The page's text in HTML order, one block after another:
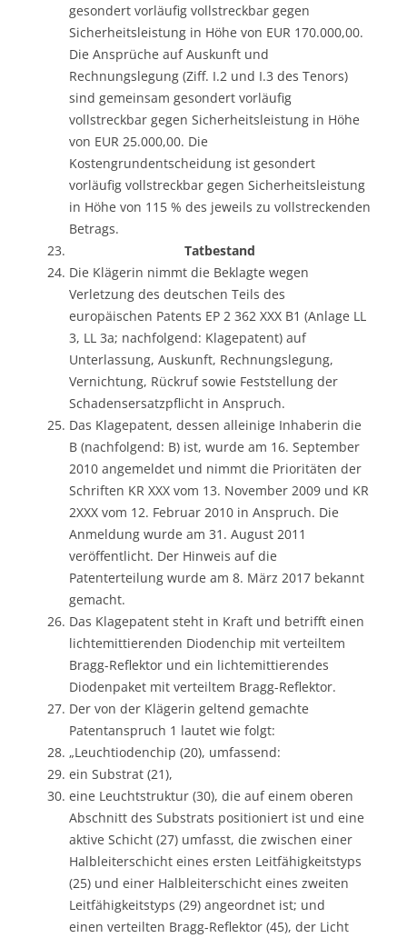
gesondert vorläufig vollstreckbar gegen
Sicherheitsleistung in Höhe von EUR 170.000,00.
Die Ansprüche auf Auskunft und
Rechnungslegung (Ziff. I.2 und I.3 des Tenors)
sind gemeinsam gesondert vorläufig
vollstreckbar gegen Sicherheitsleistung in Höhe
von EUR 25.000,00. Die
Kostengrundentscheidung ist gesondert
vorläufig vollstreckbar gegen Sicherheitsleistung
in Höhe von 115 % des jeweils zu vollstreckenden
Betrags.
Tatbestand
Die Klägerin nimmt die Beklagte wegen
Verletzung des deutschen Teils des
europäischen Patents EP 2 362 XXX B1 (Anlage LL
3, LL 3a; nachfolgend: Klagepatent) auf
Unterlassung, Auskunft, Rechnungslegung,
Vernichtung, Rückruf sowie Feststellung der
Schadensersatzpflicht in Anspruch.
Das Klagepatent, dessen alleinige Inhaberin die
B (nachfolgend: B) ist, wurde am 16. September
2010 angemeldet und nimmt die Prioritäten der
Schriften KR XXX vom 13. November 2009 und KR
2XXX vom 12. Februar 2010 in Anspruch. Die
Anmeldung wurde am 31. August 2011
veröffentlicht. Der Hinweis auf die
Patenterteilung wurde am 8. März 2017 bekannt
gemacht.
Das Klagepatent steht in Kraft und betrifft einen
lichtemittierenden Diodenchip mit verteiltem
Bragg-Reflektor und ein lichtemittierendes
Diodenpaket mit verteiltem Bragg-Reflektor.
Der von der Klägerin geltend gemachte
Patentanspruch 1 lautet wie folgt:
„Leuchtiodenchip (20), umfassend:
ein Substrat (21),
eine Leuchtstruktur (30), die auf einem oberen
Abschnitt des Substrats positioniert ist und eine
aktive Schicht (27) umfasst, die zwischen einer
Halbleiterschicht eines ersten Leitfähigkeitstyps
(25) und einer Halbleiterschicht eines zweiten
Leitfähigkeitstyps (29) angeordnet ist; und
einen verteilten Bragg-Reflektor (45), der Licht